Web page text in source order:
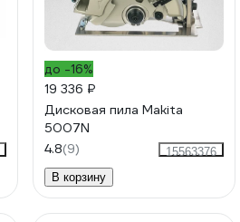
до -16%
19 336 ₽
Дисковая пила Makita
5007N
4.8(9)
15563376
В корзину